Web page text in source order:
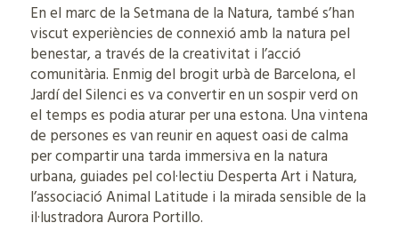
En el marc de la Setmana de la Natura, també s’han
viscut experiències de connexió amb la natura pel
benestar, a través de la creativitat i l’acció
comunitària. Enmig del brogit urbà de Barcelona, el
Jardí del Silenci es va convertir en un sospir verd on
el temps es podia aturar per una estona. Una vintena
de persones es van reunir en aquest oasi de calma
per compartir una tarda immersiva en la natura
urbana, guiades pel col·lectiu Desperta Art i Natura,
l’associació Animal Latitude i la mirada sensible de la
il·lustradora Aurora Portillo.